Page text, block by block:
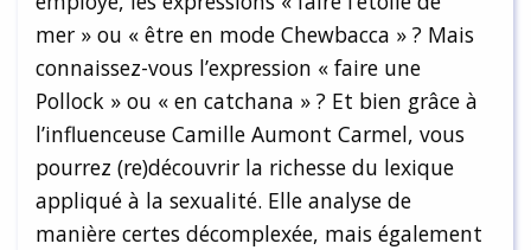
mer » ou « être en mode Chewbacca » ? Mais
connaissez-vous l’expression « faire une
Pollock » ou « en catchana » ? Et bien grâce à
l’influenceuse Camille Aumont Carmel, vous
pourrez (re)découvrir la richesse du lexique
appliqué à la sexualité. Elle analyse de
manière certes décomplexée, mais également